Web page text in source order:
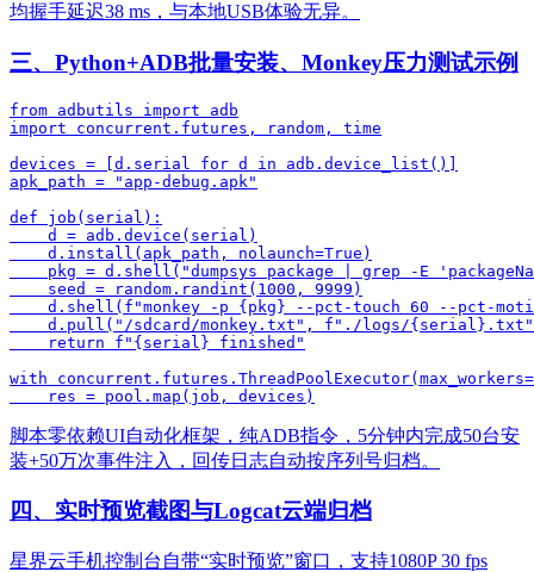
均握手延迟38 ms，与本地USB体验无异。
三、Python+ADB批量安装、Monkey压力测试示例
from adbutils import adb
import concurrent.futures, random, time
devices = [d.serial for d in adb.device_list()]
apk_path = "app-debug.apk"
def job(serial):
    d = adb.device(serial)
    d.install(apk_path, nolaunch=True)
pkg = d.shell("dumpsys package | grep -E
    seed = random.randint(1000, 9999)
d.shell(f"monkey -p {pkg} --pct-touch 60 --pct-
d.pull("/sdcard/monkey.txt", f"./logs/
    return f"{serial} finished"
with
脚本零依赖UI自动化框架，纯ADB指令，5分钟内完成50台安
装+50万次事件注入，回传日志自动按序列号归档。
四、实时预览截图与Logcat云端归档
星界云手机控制台自带“实时预览”窗口，支持1080P 30 fps